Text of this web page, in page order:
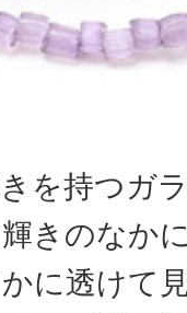
を持つガ
きのなか
に透けて